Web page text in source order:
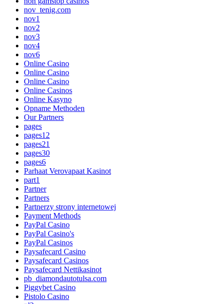
nov_tenig.com
nov1
nov2
nov3
nov4
nov6
Online Casino
Online Casino
Online Casino
Online Casinos
Online Kasyno
Opname Methoden
Our Partners
pages
pages12
pages21
pages30
pages6
Parhaat Verovapaat Kasinot
part1
Partner
Partners
Partnerzy strony internetowej
Payment Methods
PayPal Casino
PayPal Casino's
PayPal Casinos
Paysafecard Casino
Paysafecard Casinos
Paysafecard Nettikasinot
pb_diamondautotulsa.com
Piggybet Casino
Pistolo Casino